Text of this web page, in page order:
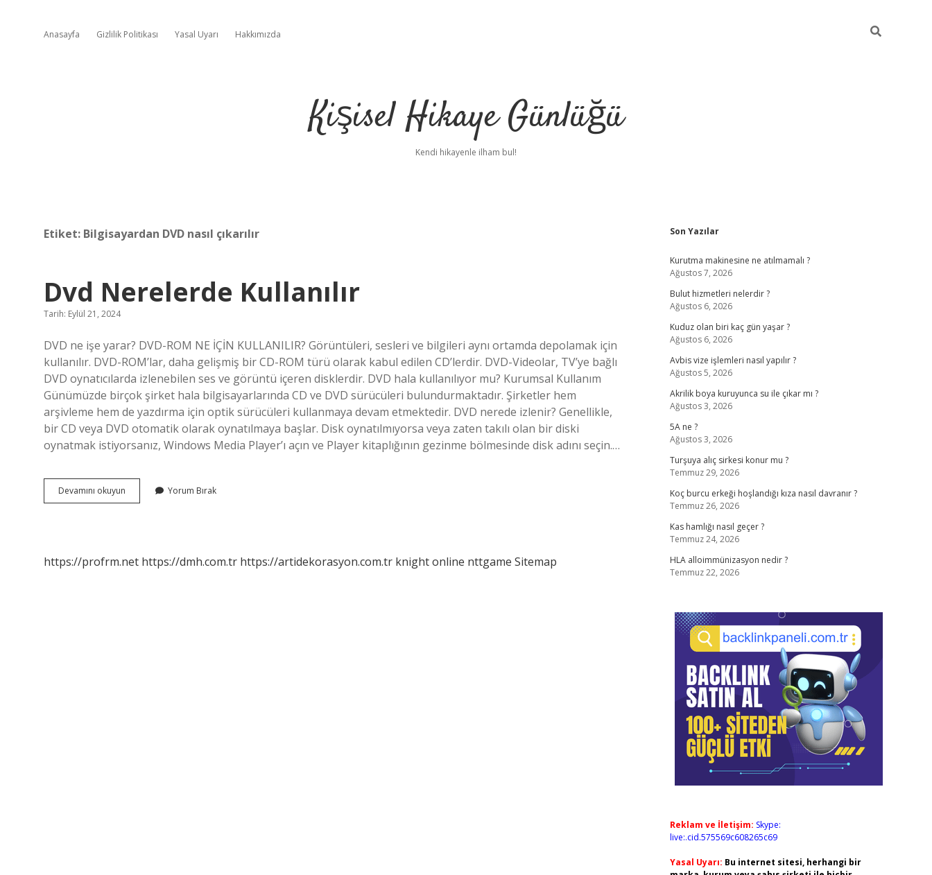
Anasayfa Gizlilik Politikası Yasal Uyarı Hakkımızda
Kişisel Hikaye Günlüğü
Kendi hikayenle ilham bul!
Etiket: Bilgisayardan DVD nasıl çıkarılır
Dvd Nerelerde Kullanılır
Tarih: Eylül 21, 2024
DVD ne işe yarar? DVD-ROM NE İÇİN KULLANILIR? Görüntüleri, sesleri ve bilgileri aynı ortamda depolamak için
kullanılır. DVD-ROM’lar, daha gelişmiş bir CD-ROM türü olarak kabul edilen CD’lerdir. DVD-Videolar, TV’ye bağlı
DVD oynatıcılarda izlenebilen ses ve görüntü içeren disklerdir. DVD hala kullanılıyor mu? Kurumsal Kullanım
Günümüzde birçok şirket hala bilgisayarlarında CD ve DVD sürücüleri bulundurmaktadır. Şirketler hem
arşivleme hem de yazdırma için optik sürücüleri kullanmaya devam etmektedir. DVD nerede izlenir? Genellikle,
bir CD veya DVD otomatik olarak oynatılmaya başlar. Disk oynatılmıyorsa veya zaten takılı olan bir diski
oynatmak istiyorsanız, Windows Media Player’ı açın ve Player kitaplığının gezinme bölmesinde disk adını seçin.…
Devamını okuyun
Nerelerde
Yorum Bırak
https://profrm.net https://dmh.com.tr https://artidekorasyon.com.tr knight online nttgame Sitemap
Sidebar
Son Yazılar
Kurutma makinesine ne atılmamalı ?
Ağustos 7, 2026
Bulut hizmetleri nelerdir ?
Ağustos 6, 2026
Kuduz olan biri kaç gün yaşar ?
Ağustos 6, 2026
Avbis vize işlemleri nasıl yapılır ?
Ağustos 5, 2026
Akrilik boya kuruyunca su ile çıkar mı ?
Ağustos 3, 2026
5A ne ?
Ağustos 3, 2026
Turşuya alıç sirkesi konur mu ?
Temmuz 29, 2026
Koç burcu erkeği hoşlandığı kıza nasıl davranır ?
Temmuz 26, 2026
Kas hamlığı nasıl geçer ?
Temmuz 24, 2026
HLA alloimmünizasyon nedir ?
Temmuz 22, 2026
Reklam ve İletişim: Skype:
live:.cid.575569c608265c69
Yasal Uyarı: Bu internet sitesi, herhangi bir